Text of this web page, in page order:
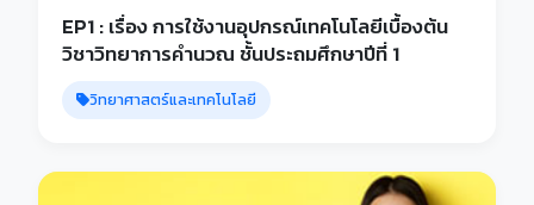
EP1 : เรื่อง การใช้งานอุปกรณ์เทคโนโลยีเบื้องต้น
วิชาวิทยาการคำนวณ ชั้นประถมศึกษาปีที่ 1
วิทยาศาสตร์และเทคโนโลยี